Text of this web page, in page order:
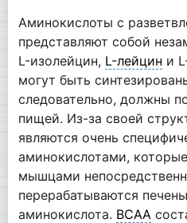
Аминокислоты с
представляют собой
L-изолейцин, L-лейцин и
могут быть
следовательно, должны
пищей. Из-за своей
являются очень
аминокислотами,
мышцами
перерабатываются
аминокислота. BCAA